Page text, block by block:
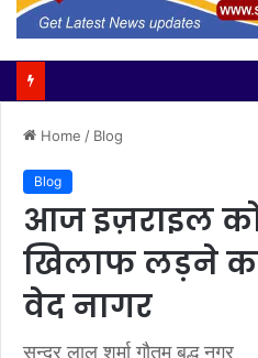
Home / Blog
Blog
आज इज़राइल
खिलाफ लड़ने
वेद नागर
सुन्दर लाल शर्मा गौतम बुद्ध नगर